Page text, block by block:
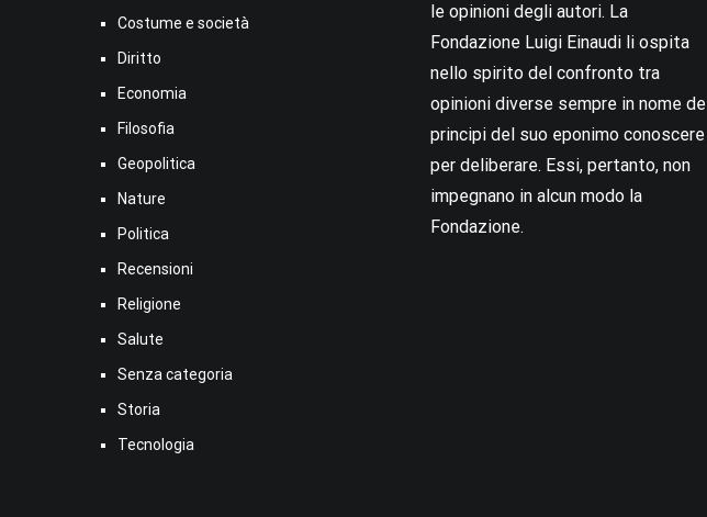
Costume e società
Diritto
Economia
Filosofia
Geopolitica
Nature
Politica
Recensioni
Religione
Salute
Senza categoria
Storia
Tecnologia
le opinioni degli autori. La
Fondazione Luigi Einaudi li ospita
nello spirito del confronto tra
opinioni diverse sempre in nome del
principi del suo eponimo conoscere
per deliberare. Essi, pertanto, non
impegnano in alcun modo la
Fondazione.